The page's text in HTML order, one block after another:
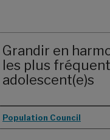
Grandir en
les plus
adolescent(e)s
Authors
Population Council